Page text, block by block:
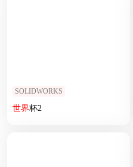
SOLIDWORKS
世界杯2